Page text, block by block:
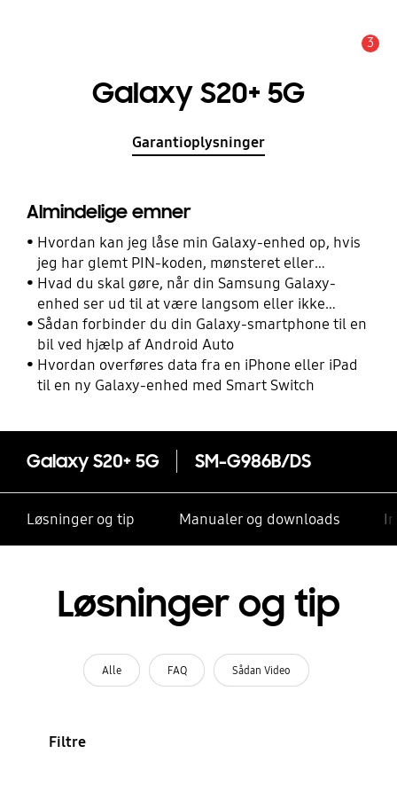
3
Galaxy S20+ 5G
Garantioplysninger
Almindelige emner
Hvordan kan jeg låse min Galaxy-enhed op, hvis
jeg har glemt PIN-koden, mønsteret eller
adgangskoden?
Hvad du skal gøre, når din Samsung Galaxy-
enhed ser ud til at være langsom eller ikke
reagerer
Sådan forbinder du din Galaxy-smartphone til en
bil ved hjælp af Android Auto
Hvordan overføres data fra en iPhone eller iPad
til en ny Galaxy-enhed med Smart Switch
Galaxy S20+ 5G SM-G986B/DS
Løsninger og tip Manualer og downloads
Løsninger og tip
Alle FAQ Sådan Video
Filtre